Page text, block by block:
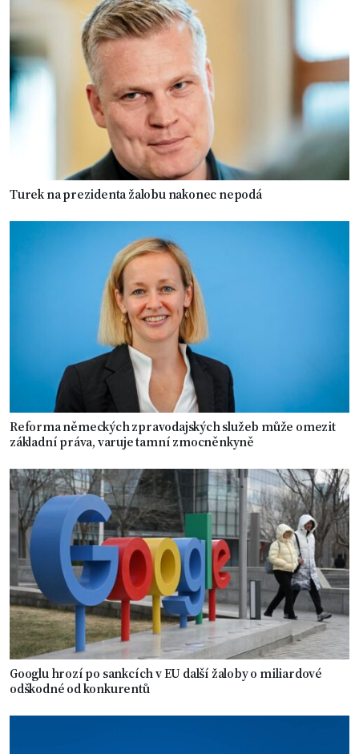
Turek na prezidenta žalobu nakonec nepodá
Reforma německých zpravodajských služeb může omezit
základní práva, varuje tamní zmocněnkyně
Googlu hrozí po sankcích v EU další žaloby o miliardové
odškodné od konkurentů